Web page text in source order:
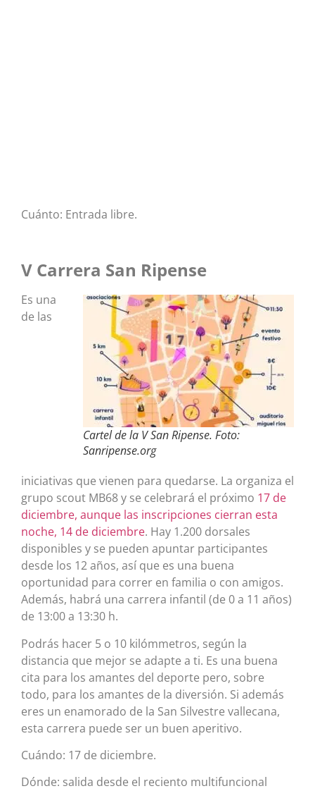
Cuánto: Entrada libre.
V Carrera San Ripense
Cartel de la V San Ripense. Foto:
Sanripense.org
Es una
de las
iniciativas que vienen para quedarse. La organiza el
grupo scout MB68 y se celebrará el próximo 17 de
diciembre, aunque las inscripciones cierran esta
noche, 14 de diciembre. Hay 1.200 dorsales
disponibles y se pueden apuntar participantes
desde los 12 años, así que es una buena
oportunidad para correr en familia o con amigos.
Además, habrá una carrera infantil (de 0 a 11 años)
de 13:00 a 13:30 h.
Podrás hacer 5 o 10 kilómmetros, según la
distancia que mejor se adapte a ti. Es una buena
cita para los amantes del deporte pero, sobre
todo, para los amantes de la diversión. Si además
eres un enamorado de la San Silvestre vallecana,
esta carrera puede ser un buen aperitivo.
Cuándo: 17 de diciembre.
Dónde: salida desde el reciento multifuncional